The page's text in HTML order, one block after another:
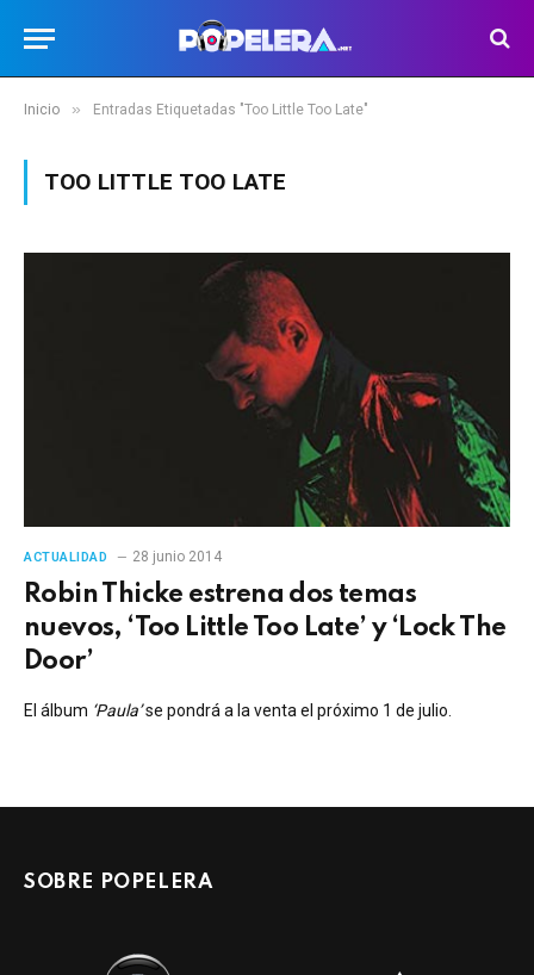
Inicio » Entradas Etiquetadas "Too Little Too Late"
TOO LITTLE TOO LATE
ACTUALIDAD 28 junio 2014
Robin Thicke estrena dos temas
nuevos, ‘Too Little Too Late’ y ‘Lock The
Door’
El álbum ‘Paula’se pondrá a la venta el próximo 1 de julio.
SOBRE POPELERA